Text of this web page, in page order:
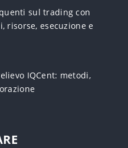
sul trading con
risorse, esecuzione e
IQCent: metodi,